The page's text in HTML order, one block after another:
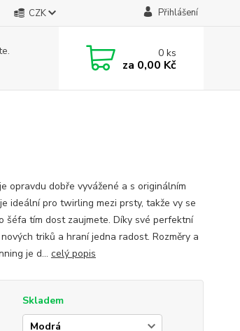
CZK Přihlášení
0ks
za 0,00 Kč
opravdu dobře vyvážené a s originálním
ideální pro twirling mezi prsty, takže vy se
šéfa tím dost zaujmete. Díky své perfektní
triků a hraní jedna radost. Rozměry a
je d... celý popis
Skladem